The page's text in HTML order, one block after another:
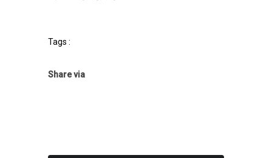
Tags :
Share via